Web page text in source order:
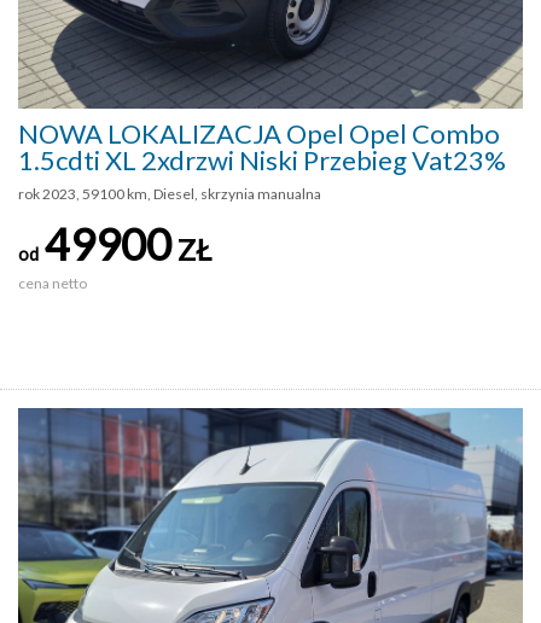
NOWA LOKALIZACJA Opel Opel Combo
1.5cdti XL 2xdrzwi Niski Przebieg Vat23%
rok 2023, 59100 km, Diesel, skrzynia manualna
od 49900ZŁ
cena netto